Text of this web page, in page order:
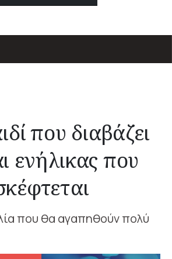
που διαβάζει
ενήλικας που
που θα αγαπηθούν πολύ